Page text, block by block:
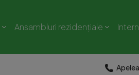
Ansambluri rezidențiale